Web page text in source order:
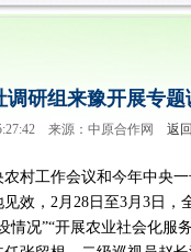
调研组来豫开展专题
来源：中原合作网 返
工作会议和今年中央一
效，2月28日至3月3日，
况”“开展农业社会化服